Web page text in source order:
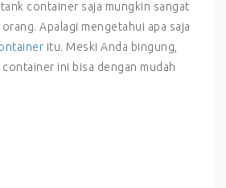
container saja mungkin sangat
Apalagi mengetahui apa saja
itu. Meski Anda bingung,
ini bisa dengan mudah